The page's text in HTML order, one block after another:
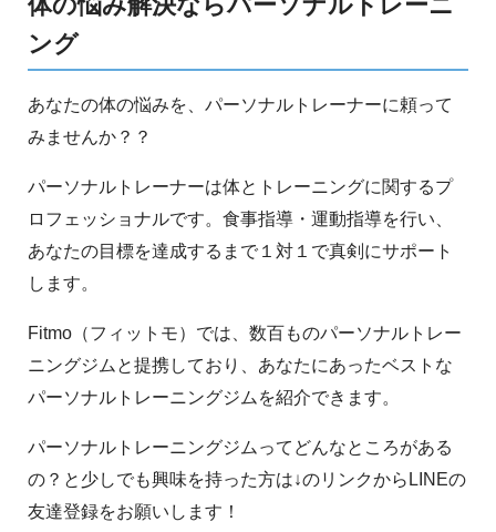
ング
あなたの体の悩みを、パーソナルトレーナーに頼って
みませんか？？
パーソナルトレーナーは体とトレーニングに関するプ
ロフェッショナルです。食事指導・運動指導を行い、
あなたの目標を達成するまで１対１で真剣にサポート
します。
Fitmo（フィットモ）では、数百ものパーソナルトレー
ニングジムと提携しており、あなたにあったベストな
パーソナルトレーニングジムを紹介できます。
パーソナルトレーニングジムってどんなところがある
の？と少しでも興味を持った方は↓のリンクからLINEの
友達登録をお願いします！